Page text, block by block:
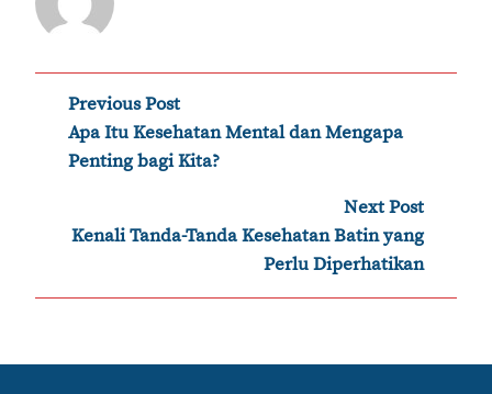
Post
navigation
Previous Post
Apa Itu Kesehatan Mental dan Mengapa
Penting bagi Kita?
Next Post
Kenali Tanda-Tanda Kesehatan Batin yang
Perlu Diperhatikan